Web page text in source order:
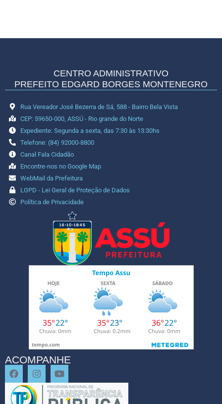
CENTRO ADMINISTRATIVO
PREFEITO EDGARD BORGES MONTENEGRO
Rua Vereador José Bezerra de Sá, 588 - Bairro Bela Vista
CEP: 59650-000, ASSÚ - Rio grande do Norte
Expediente: Segunda a sexta, das 7:30 às 13:30hs
Telefone: (84) 92000-8800
Canal Fala Cidadão
Encontre-nos no Google Map
WebMail da Prefeitura
LGPD - Lei Geral de Proteção de Dados
Política de Privacidade
ACOMPANHE